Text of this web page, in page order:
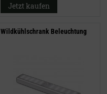
Jetzt kaufen
Wildkühlschrank Beleuchtung